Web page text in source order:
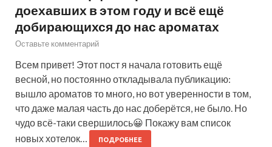
доехавших в этом году и всё ещё
добирающихся до нас ароматах
Оставьте комментарий
Всем привет! Этот пост я начала готовить ещё
весной, но постоянно откладывала публикацию:
вышло ароматов то много, но вот уверенности в том,
что даже малая часть до нас доберётся, не было. Но
чудо всё-таки свершилось😀 Покажу вам список
новых хотелок…
ПОДРОБНЕЕ